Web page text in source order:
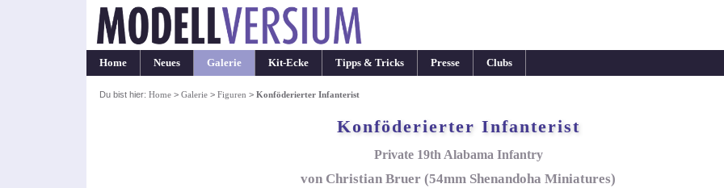
Home Neues Galerie Kit-Ecke Tipps & Tricks Presse Clubs
Du bist hier: Home> Galerie> Figuren > Konföderierter Infanterist
Konföderierter Infanterist
Private 19th Alabama Infantry
von Christian Bruer (54mm Shenandoha Miniatures)